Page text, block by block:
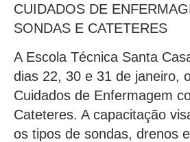
CUIDADOS DE
SONDAS E CATETERES
A Escola Técnica Santa
dias 22, 30 e 31 de janeiro,
Cuidados de Enfermagem
Cateteres. A capacitação
os tipos de sondas, drenos